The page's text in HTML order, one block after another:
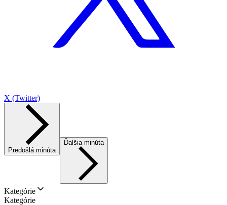
X (Twitter)
Predošlá minúta
Ďalšia minúta
Kategórie
Kategórie